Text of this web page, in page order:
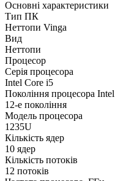
Основні характеристики
Тип ПК
Неттопи Vinga
Вид
Неттопи
Процесор
Серія процесора
Intel Core i5
Покоління процесора Intel
12-е покоління
Модель процесора
1235U
Кількість ядер
10 ядер
Кількість потоків
12 потоків